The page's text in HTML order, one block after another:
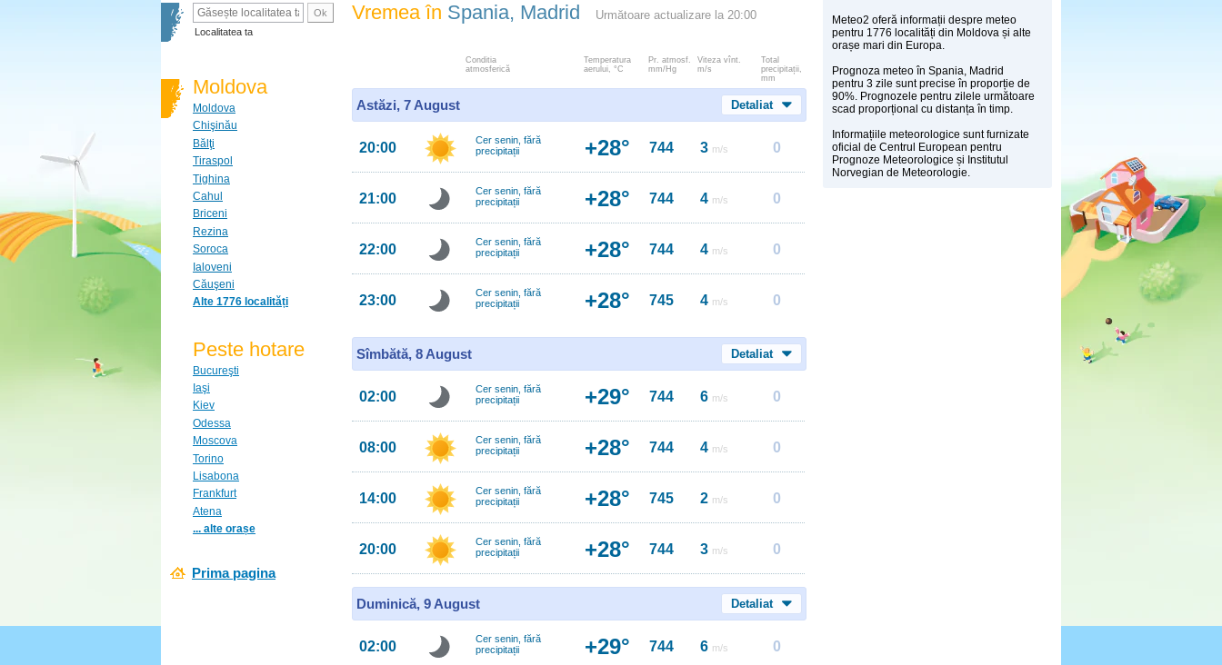
Localitatea ta
Moldova
Moldova
Chişinău
Bălţi
Tiraspol
Tighina
Cahul
Briceni
Rezina
Soroca
Ialoveni
Căuşeni
Alte 1776 localități
Peste hotare
Bucureşti
Iaşi
Kiev
Odessa
Moscova
Torino
Lisabona
Frankfurt
Atena
... alte orașe
Prima pagina
Vremea în Spania, Madrid Următoare actualizare la 20:00
Conditia
atmosferică
Temperatura
aerului, °C
Pr. atmosf.
mm/Hg
Viteza vînt.
m/s
Total
precipitații,
mm
Astăzi, 7 August Detaliat
20:00
Cer senin, fără
precipitații
+28° 744 3 m/s 0
21:00
Cer senin, fără
precipitații
+28° 744 4 m/s 0
22:00
Cer senin, fără
precipitații
+28° 744 4 m/s 0
23:00
Cer senin, fără
precipitații
+28° 745 4 m/s 0
Sîmbătă, 8 August Detaliat
02:00
Cer senin, fără
precipitații
+29° 744 6 m/s 0
08:00
Cer senin, fără
precipitații
+28° 744 4 m/s 0
14:00
Cer senin, fără
precipitații
+28° 745 2 m/s 0
20:00
Cer senin, fără
precipitații
+28° 744 3 m/s 0
Duminică, 9 August Detaliat
02:00
Cer senin, fără
precipitații
+29° 744 6 m/s 0
Meteo2 oferă informații despre meteo
pentru 1776 localități din Moldova și alte
orașe mari din Europa.
Prognoza meteo în Spania, Madrid
pentru 3 zile sunt precise în proporție de
90%. Prognozele pentru zilele următoare
scad proporțional cu distanța în timp.
Informațiile meteorologice sunt furnizate
oficial de Centrul European pentru
Prognoze Meteorologice și Institutul
Norvegian de Meteorologie.